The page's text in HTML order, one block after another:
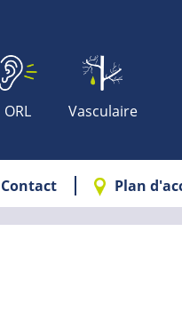
ORL Vasculaire
Contact Plan